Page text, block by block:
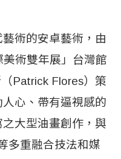
術的安卓藝術，由
術雙年展」台灣館
Patrick Flores）策
心、帶有逼視感的
大型油畫創作，與
多重融合技法和媒